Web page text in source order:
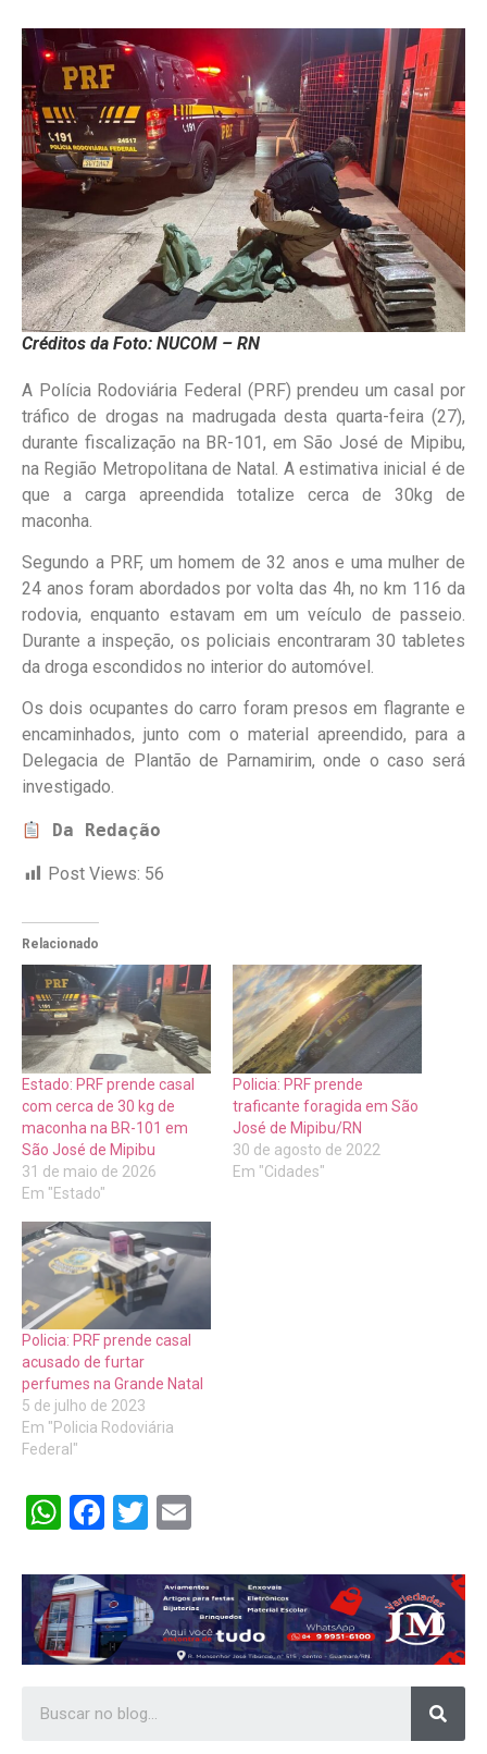
Créditos da Foto: NUCOM – RN
A Polícia Rodoviária Federal (PRF) prendeu um casal por
tráfico de drogas na madrugada desta quarta-feira (27),
durante fiscalização na BR-101, em São José de Mipibu,
na Região Metropolitana de Natal. A estimativa inicial é de
que a carga apreendida totalize cerca de 30kg de
maconha.
Segundo a PRF, um homem de 32 anos e uma mulher de
24 anos foram abordados por volta das 4h, no km 116 da
rodovia, enquanto estavam em um veículo de passeio.
Durante a inspeção, os policiais encontraram 30 tabletes
da droga escondidos no interior do automóvel.
Os dois ocupantes do carro foram presos em flagrante e
encaminhados, junto com o material apreendido, para a
Delegacia de Plantão de Parnamirim, onde o caso será
investigado.
Da Redação
Post Views: 56
Relacionado
Estado: PRF prende casal
com cerca de 30 kg de
maconha na BR-101 em
São José de Mipibu
31 de maio de 2026
Em "Estado"
Policia: PRF prende
traficante foragida em São
José de Mipibu/RN
30 de agosto de 2022
Em "Cidades"
Policia: PRF prende casal
acusado de furtar
perfumes na Grande Natal
5 de julho de 2023
Em "Policia Rodoviária
Federal"
WhatsApp
Facebook
Twitter